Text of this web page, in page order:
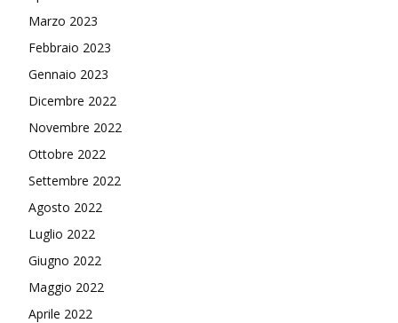
Marzo 2023
Febbraio 2023
Gennaio 2023
Dicembre 2022
Novembre 2022
Ottobre 2022
Settembre 2022
Agosto 2022
Luglio 2022
Giugno 2022
Maggio 2022
Aprile 2022